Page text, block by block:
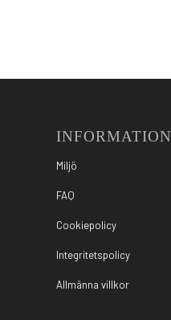
INFORMATION
Miljö
FAQ
Cookiepolicy
Integritetspolicy
Allmänna villkor